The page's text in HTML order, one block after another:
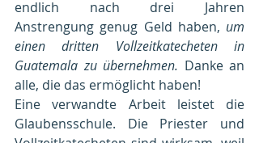
endlich nach drei Jahren
Anstrengung genug Geld haben, um
einen dritten Vollzeitkatecheten in
Guatemala zu übernehmen. Danke an
alle, die das ermöglicht haben!
Eine verwandte Arbeit leistet die
Glaubensschule. Die Priester und